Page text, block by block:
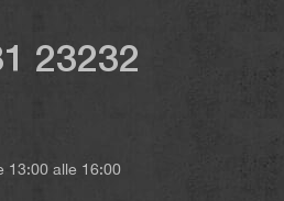
23232
13:00 alle 16:00